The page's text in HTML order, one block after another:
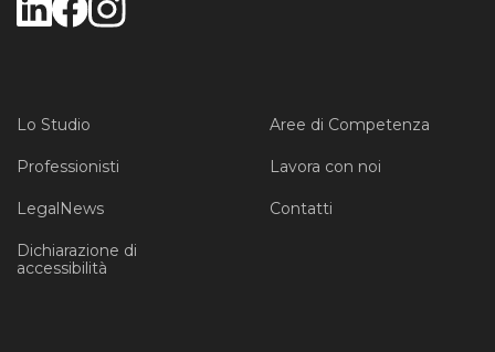
Lo Studio Aree di Competenza
Professionisti Lavora con noi
LegalNews Contatti
Dichiarazione di
accessibilità